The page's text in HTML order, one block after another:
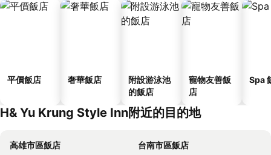
平價飯店 奢華飯店
附設游泳池
的飯店
寵物友善飯
店
Spa
H& Yu Krung Style Inn附近的目的地
高雄市區飯店
台南市區飯店